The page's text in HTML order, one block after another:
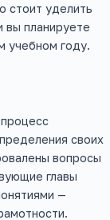
стоит уделить
вы планируете
учебном году.
своих
вопросы
главы
—